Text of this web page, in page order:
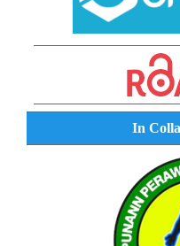
In